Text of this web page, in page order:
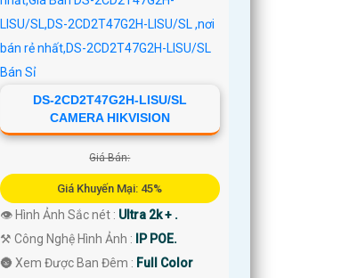
DS-2CD2T47G2H-LISU/SL
CAMERA HIKVISION
Giá Bán:
Giá Khuyến Mại: 45%
👁 Hình Ảnh Sắc nét : Ultra 2k + .
⚒ Công Nghệ Hình Ảnh : IP POE.
🌚 Xem Được Ban Đêm : Full Color